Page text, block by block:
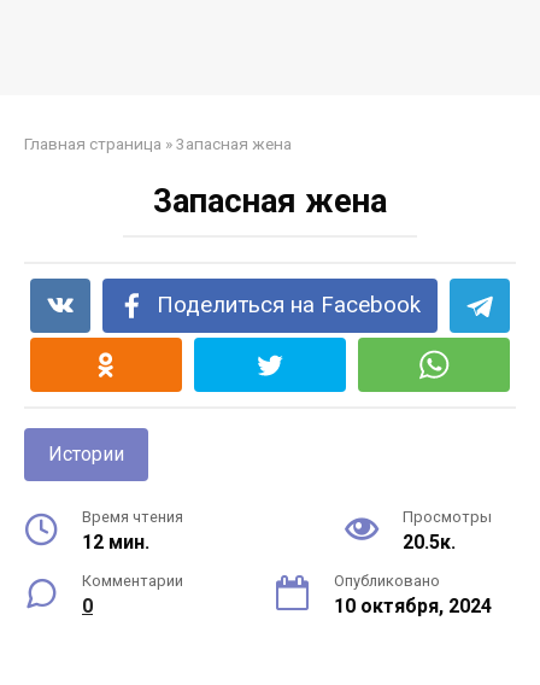
Главная страница »3aпacная жeна
3aпacная жeна
Поделиться на Facebook
Истории
Время чтения
12 мин.
Просмотры
20.5к.
Комментарии
0
Опубликовано
10 октября, 2024